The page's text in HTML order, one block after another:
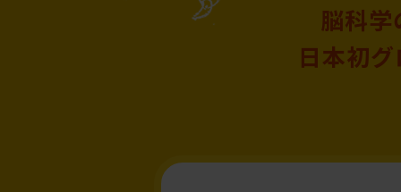
脳科
日本初